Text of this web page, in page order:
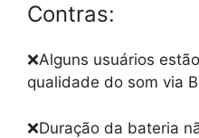
Contras:
❌Alguns usuários
qualidade do som via
❌Duração da bateria